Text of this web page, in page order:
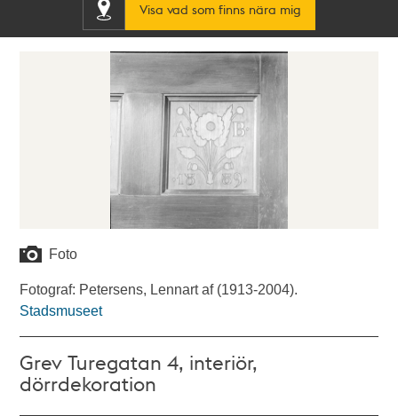
Visa vad som finns nära mig
Foto
Fotograf: Petersens, Lennart af (1913-2004).
Stadsmuseet
Grev Turegatan 4, interiör,
dörrdekoration